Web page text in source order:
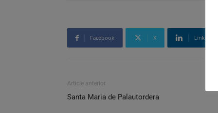
Facebook X Linkedin
Article anterior
Santa Maria de Palautordera